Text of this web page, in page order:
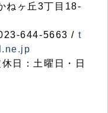
ねヶ丘3丁目18-
644-5663 / t
日：土曜日・日